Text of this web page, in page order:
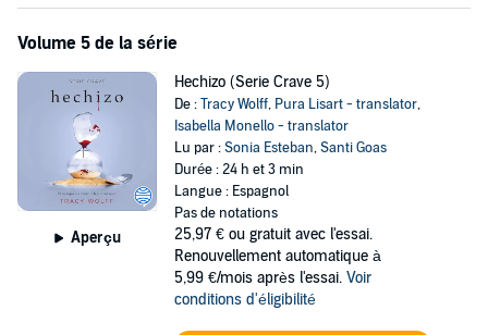
Volume 5 de la série
Aperçu
Hechizo (Serie Crave 5)
De :Tracy Wolff, Pura Lisart - translator,
Isabella Monello - translator
Lu par :Sonia Esteban,Santi Goas
Durée : 24 h et 3 min
Langue : Espagnol
Pas de notations
25,97 € ou gratuit avec l'essai.
Renouvellement automatique à
5,99 €/mois après l'essai. Voir
conditions d'éligibilité